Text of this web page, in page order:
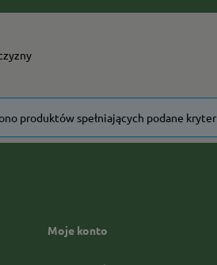
produktów spełniających podane
Moje konto